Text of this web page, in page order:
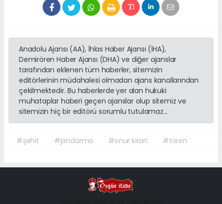
Anadolu Ajansı (AA), İhlas Haber Ajansı (İHA),
Demirören Haber Ajansı (DHA) ve diğer ajanslar
tarafından eklenen tüm haberler, sitemizin
editörlerinin müdahalesi olmadan ajans kanallarından
çekilmektedir. Bu haberlerde yer alan hukuki
muhataplar haberi geçen ajanslar olup sitemiz ve
sitemizin hiç bir editörü sorumlu tutulamaz...
#şehit #jandarma #onur kıran #tören